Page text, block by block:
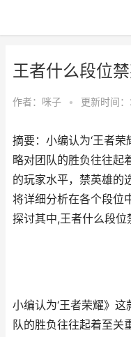
王者什么段位
作者： 咪子 • 更新时间
摘要：小编认为‘王者
略对团队的胜负往往起
的玩家水平，禁英雄的
将详细分析在各个段位
探讨其中,王者什么段位
小编认为‘王者荣耀》
队的胜负往往起着至关